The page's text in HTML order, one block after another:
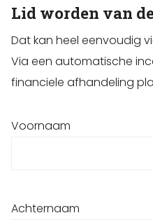
Lid worden van
Dat kan heel eenvoudig
Via een automatische
financiele afhandeling
Voornaam
Achternaam